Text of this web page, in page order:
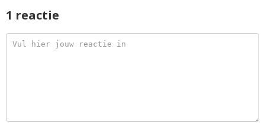
1 reactie